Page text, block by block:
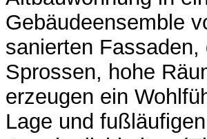
Gebäudeensemble
sanierten
Sprossen, hohe
erzeugen ein
Lage und